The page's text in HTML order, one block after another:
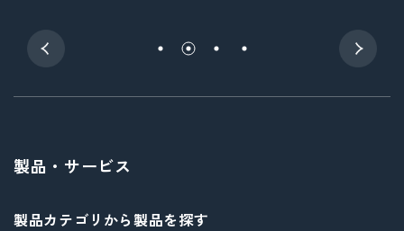
製品・サービス
製品カテゴリから製品を探す